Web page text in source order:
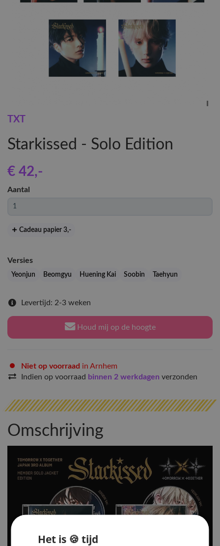
TXT
Starkissed - Solo Edition
€ 42,-
Aantal
Cadeau papier 3,-
Versies
Yeonjun Beomgyu Huening Kai Soobin Taehyun
Levertijd: 2-3 weken
Houd mij op de hoogte
Niet op voorraad in Arnhem
Indien op voorraad binnen 2 werkdagen verzonden
Omschrijving
Het is 🍪 tijd